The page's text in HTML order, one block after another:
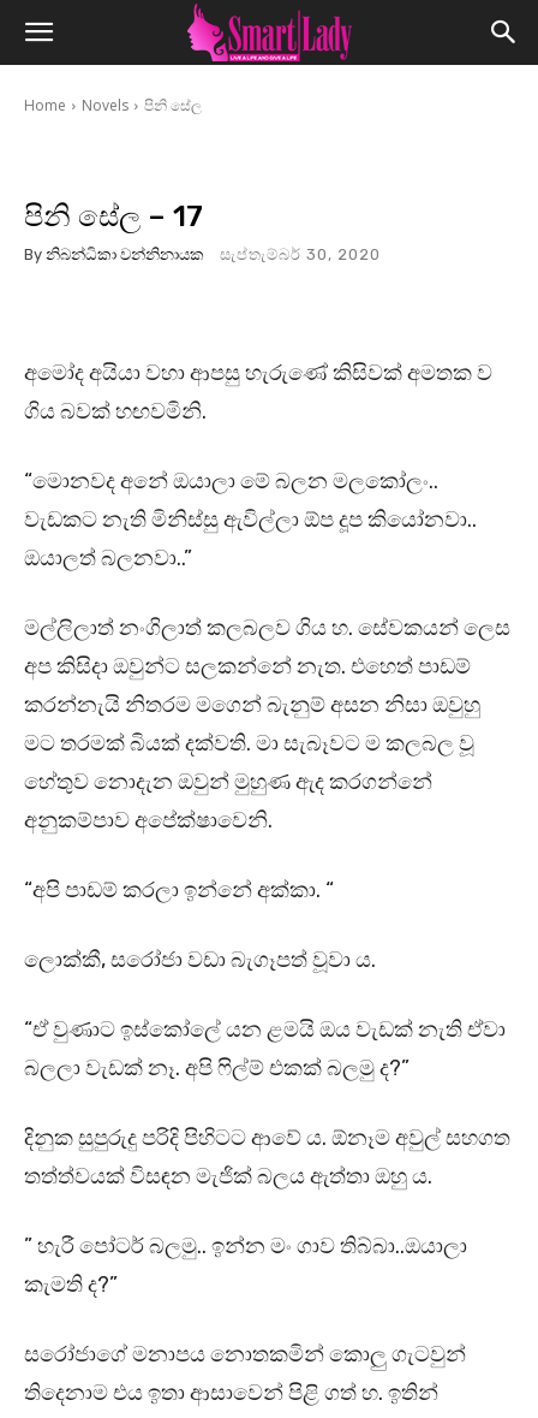
Home Novels පිනි සේල
පිනි සේල – 17
By නිබන්ධිකා වන්නිනායක සැප්තැම්බර් 30, 2020
අමෝද අයියා වහා ආපසු හැරුණේ කිසිවක් අමතක ව
ගිය බවක් හඟවමිනි.
“මොනවද අනේ ඔයාලා මේ බලන මලකෝලං..
වැඩකට නැති මිනිස්සු ඇවිල්ලා ඕප දූප කියෝනවා..
ඔයාලත් බලනවා..”
මල්ලිලාත් නංගිලාත් කලබලව ගිය හ. සේවකයන් ලෙස
අප කිසිදා ඔවුන්ට සලකන්නේ නැත. එහෙත් පාඩම්
කරන්නැයි නිතරම මගෙන් බැනුම් අසන නිසා ඔවුහු
මට තරමක් බියක් දක්වති. මා සැබෑවට ම කලබල වූ
හේතුව නොදැන ඔවුන් මුහුණ ඇද කරගන්නේ
අනුකම්පාව අපේක්ෂාවෙනි.
“අපි පාඩම් කරලා ඉන්නේ අක්කා. “
ලොක්කී, සරෝජා වඩා බැගෑපත් වූවා ය.
“ඒ වුණාට ඉස්කෝලේ යන ළමයි ඔය වැඩක් නැති ඒවා
බලලා වැඩක් නෑ. අපි ෆිල්ම් එකක් බලමු ද?”
දිනුක සුපුරුදු පරිදි පිහිටට ආවේ ය. ඕනෑම අවුල් සහගත
තත්ත්වයක් විසඳන මැජික් බලය ඇත්තා ඔහු ය.
” හැරී පෝටර් බලමු.. ඉන්න මං ගාව තිබ්බා..ඔයාලා
කැමති ද?”
සරෝජාගේ මනාපය නොතකමින් කොලු ගැටවුන්
තිදෙනාම එය ඉතා ආසාවෙන් පිළි ගත් හ. ඉතින්